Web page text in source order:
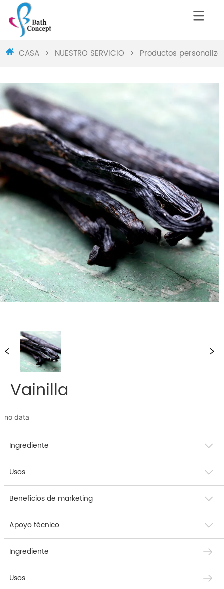
CASA > NUESTRO SERVICIO > Productos
Vainilla
no data
Ingrediente
Usos
Beneficios de marketing
Apoyo técnico
Ingrediente
Usos